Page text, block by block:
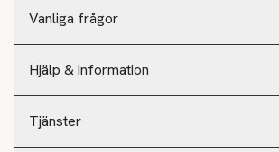
Vanliga frågor
Hjälp & information
Tjänster